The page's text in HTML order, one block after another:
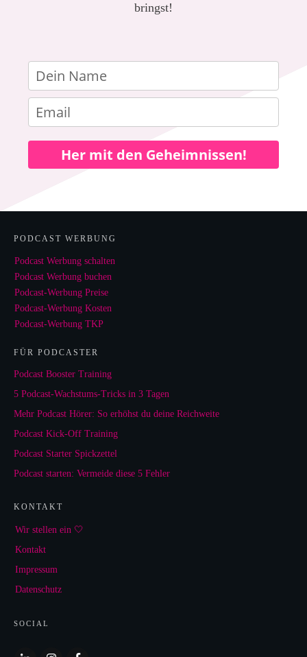
bringst!
Her mit den Geheimnissen!
PODCAST WERBUNG
Podcast Werbung schalten
Podcast Werbung buchen
Podcast-Werbung Preise
Podcast-Werbung Kosten
Podcast-Werbung TKP
FÜR PODCASTER
Podcast Booster Training
5 Podcast-Wachstums-Tricks in 3 Tagen
Mehr Podcast Hörer: So erhöhst du deine Reichweite
Podcast Kick-Off Training
Podcast Starter Spickzettel
Podcast starten: Vermeide diese 5 Fehler
KONTAKT
Wir stellen ein 🤍
Kontakt
Impressum
Datenschutz
SOCIAL